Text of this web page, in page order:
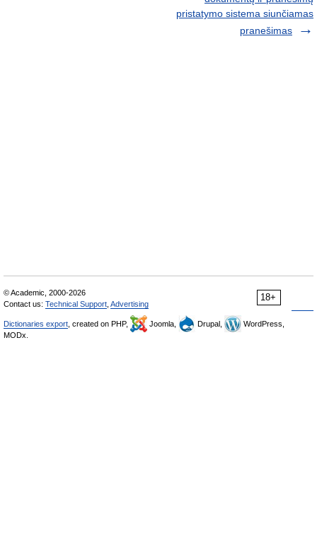
pristatymo sistema siunčiamas
pranešimas
18+
© Academic, 2000-2026
Contact us: Technical Support Advertising
Dictionaries export , created on PHP, Joomla, Drupal,
WordPress,
MODx.